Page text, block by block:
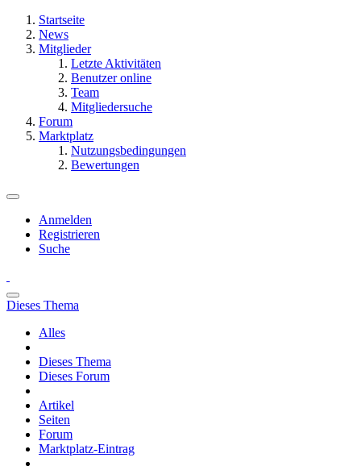
Startseite
News
Mitglieder
Letzte Aktivitäten
Benutzer online
Team
Mitgliedersuche
Forum
Marktplatz
Nutzungsbedingungen
Bewertungen
Anmelden
Registrieren
Suche
Dieses Thema
Alles
Dieses Thema
Dieses Forum
Artikel
Seiten
Forum
Marktplatz-Eintrag